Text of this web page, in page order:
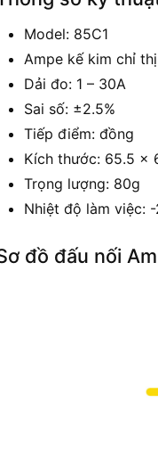
Model: 85C1
Ampe kế kim chỉ thị
Dải đo: 1 – 30A
Sai số: ±2.5%
Tiếp điểm: đồng
Kích thước: 65.5 x
Trọng lượng: 80g
Nhiệt độ làm việc:
đồ đấu nối